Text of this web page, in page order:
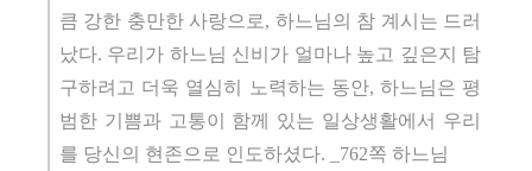
큼 강한 충만한 사랑으로, 하느님의 참 계시는 드러
났다. 우리가 하느님 신비가 얼마나 높고 깊은지 탐
구하려고 더욱 열심히 노력하는 동안, 하느님은 평
범한 기쁨과 고통이 함께 있는 일상생활에서 우리
를 당신의 현존으로 인도하셨다. _762쪽 하느님